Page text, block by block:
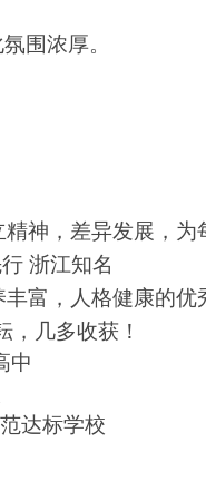
围浓厚。
神，差异发展，为
浙江知名
富，人格健康的优
，几多收获！
中
达标学校